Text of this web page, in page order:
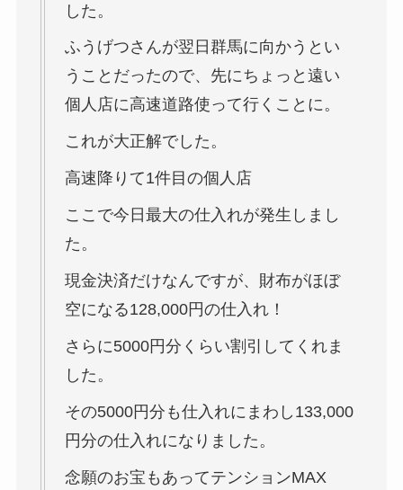
した。
ふうげつさんが翌日群馬に向かうとい
うことだったので、先にちょっと遠い
個人店に高速道路使って行くことに。
これが大正解でした。
高速降りて1件目の個人店
ここで今日最大の仕入れが発生しまし
た。
現金決済だけなんですが、財布がほぼ
空になる128,000円の仕入れ！
さらに5000円分くらい割引してくれま
した。
その5000円分も仕入れにまわし133,000
円分の仕入れになりました。
念願のお宝もあってテンションMAX